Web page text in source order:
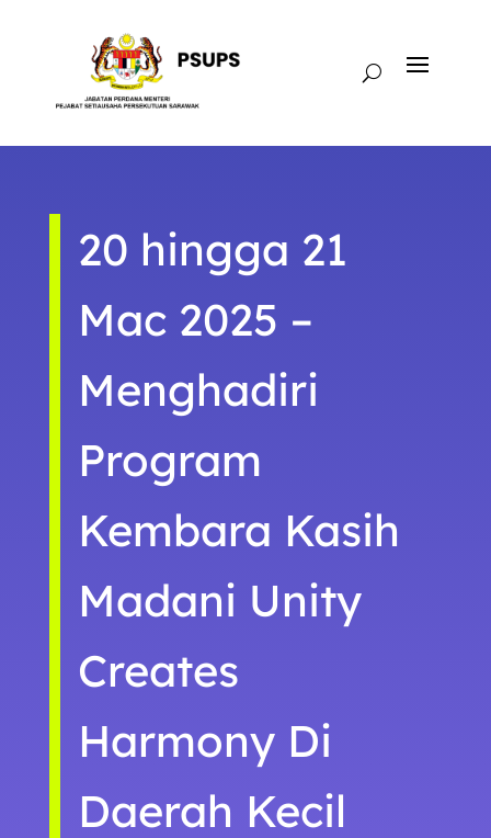
20 hingga 21
Mac 2025 –
Menghadiri
Program
Kembara Kasih
Madani Unity
Creates
Harmony Di
Daerah Kecil